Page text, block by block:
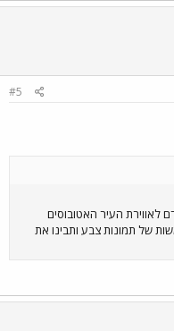
#5
שתורם לאווירת העיר האטובוסים
של תמונות צבע ותבינו את